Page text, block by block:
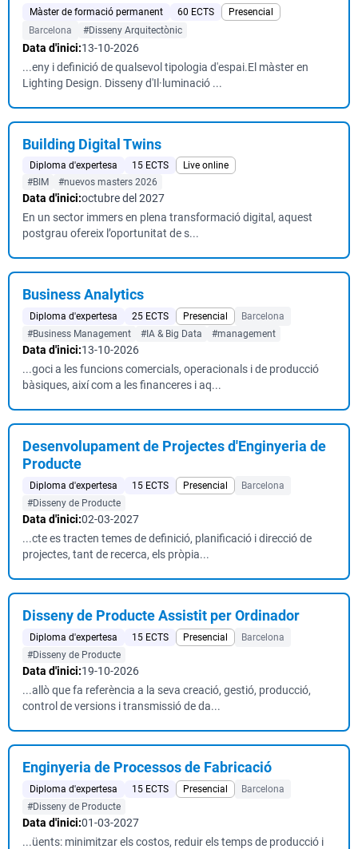
Màster de formació permanent 60 ECTS
Presencial
Barcelona
#Disseny Arquitectònic
Data d'inici:13-10-2026
...eny i definició de qualsevol tipologia d'espai.El màster en
Lighting Design. Disseny d'Il·luminació ...
Building Digital Twins
Diploma d'expertesa 15 ECTS
Live online
#BIM
#nuevos masters 2026
Data d'inici:octubre del 2027
En un sector immers en plena transformació digital, aquest
postgrau ofereix l’oportunitat de s...
Business Analytics
Diploma d'expertesa 25 ECTS Presencial
Barcelona
#Business Management
#IA & Big Data #management
Data d'inici:13-10-2026
...goci a les funcions comercials, operacionals i de producció
bàsiques, així com a les financeres i aq...
Desenvolupament de Projectes d'Enginyeria de
Producte
Diploma d'expertesa 15 ECTS Presencial
Barcelona
#Disseny de Producte
Data d'inici:02-03-2027
...cte es tracten temes de definició, planificació i direcció de
projectes, tant de recerca, els pròpia...
Disseny de Producte Assistit per Ordinador
Diploma d'expertesa 15 ECTS Presencial
Barcelona
#Disseny de Producte
Data d'inici:19-10-2026
...allò que fa referència a la seva creació, gestió, producció,
control de versions i transmissió de da...
Enginyeria de Processos de Fabricació
Diploma d'expertesa 15 ECTS Presencial
Barcelona
#Disseny de Producte
Data d'inici:01-03-2027
...üents: minimitzar els costos, reduir els temps de producció i